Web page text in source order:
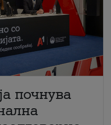
почнува